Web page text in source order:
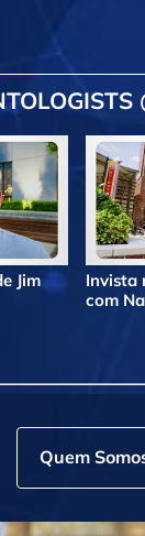
Jim
Invista
com
Quem